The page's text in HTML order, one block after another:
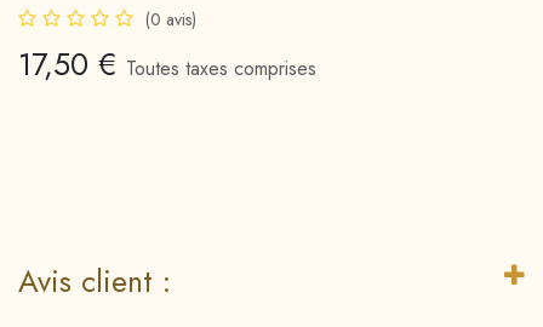
(0 avis)
17,50 € Toutes taxes comprises
Avis client :